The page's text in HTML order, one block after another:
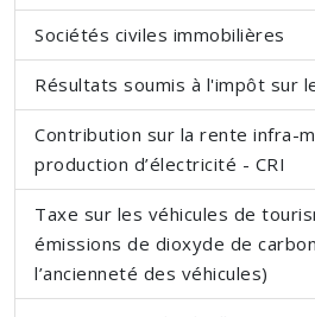
Sociétés civiles immobilières
Résultats soumis à l'impôt sur
Contribution sur la rente infra-
production d’électricité - CRI
Taxe sur les véhicules de
émissions de dioxyde de
l’ancienneté des véhicules)